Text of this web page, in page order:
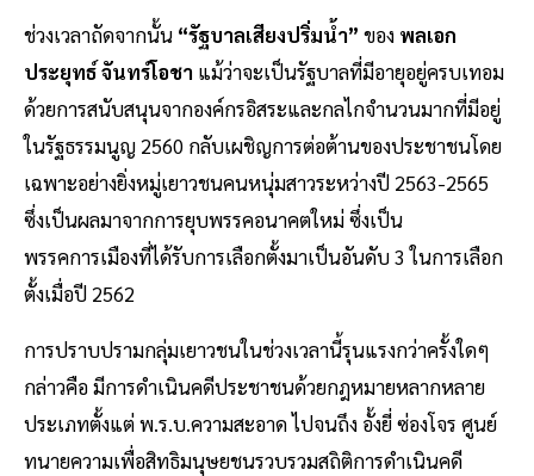
ช่วงเวลาถัดจากนั้น “รัฐบาลเสียงปริ่มน้ำ” ของ พลเอก
ประยุทธ์ จันทร์โอชา แม้ว่าจะเป็นรัฐบาลที่มีอายุอยู่ครบเทอม
ด้วยการสนับสนุนจากองค์กรอิสระและกลไกจำนวนมากที่มีอยู่
ในรัฐธรรมนูญ 2560 กลับเผชิญการต่อต้านของประชาชนโดย
เฉพาะอย่างยิ่งหมู่เยาวชนคนหนุ่มสาวระหว่างปี 2563-2565
ซึ่งเป็นผลมาจากการยุบพรรคอนาคตใหม่ ซึ่งเป็น
พรรคการเมืองที่ได้รับการเลือกตั้งมาเป็นอันดับ 3 ในการเลือก
ตั้งเมื่อปี 2562
การปราบปรามกลุ่มเยาวชนในช่วงเวลานี้รุนแรงกว่าครั้งใดๆ
กล่าวคือ มีการดำเนินคดีประชาชนด้วยกฎหมายหลากหลาย
ประเภทตั้งแต่ พ.ร.บ.ความสะอาด ไปจนถึง อั้งยี่ ซ่องโจร ศูนย์
ทนายความเพื่อสิทธิมนุษยชนรวบรวมสถิติการดำเนินคดี